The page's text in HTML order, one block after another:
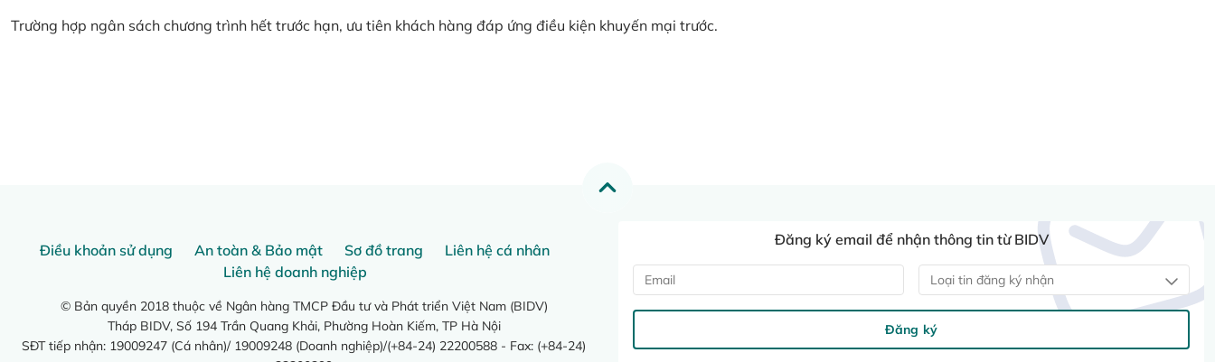
Trường hợp ngân sách chương trình hết trước hạn, ưu tiên khách hàng đáp ứng điều kiện khuyến mại trước.
Điều khoản sử dụng An toàn & Bảo mật Sơ đồ trang
Liên hệ cá nhân
Liên hệ doanh nghiệp
© Bản quyền 2018 thuộc về Ngân hàng TMCP Đầu tư và Phát triển Việt Nam (BIDV)
Tháp BIDV, Số 194 Trần Quang Khải, Phường Hoàn Kiếm, TP Hà Nội
SĐT tiếp nhận: 19009247 (Cá nhân)/ 19009248 (Doanh nghiệp)/(+84-24) 22200588 - Fax: (+84-24)
Đăng ký email để nhận thông tin từ BIDV
Loại tin đăng ký nhận
Đăng ký